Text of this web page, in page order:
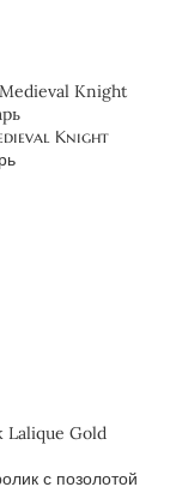
Knight
с позолотой